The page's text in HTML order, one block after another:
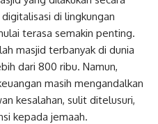
di lingkungan
terasa semakin penting.
masjid terbanyak di dunia
dari 800 ribu. Namun,
masih mengandalkan
kesalahan, sulit ditelusuri,
kepada jemaah.